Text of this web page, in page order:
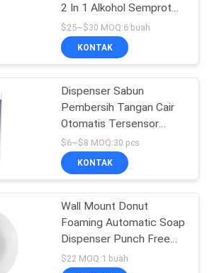
Plastik
Penutup
2 In 1 Alkohol Semprot
Gel 1000ML
$25~$30 MOQ:6 buah
KONTAK
Dispenser Sabun
Pembersih Tangan Cair
Otomatis Tersensor
Otomatis Tanpa Sentuh
700ML
$6~$8 MOQ:30 pcs
KONTAK
Wall Mount Donut
Foaming Automatic Soap
Dispenser Punch Free
Rechargeable Touchless
$22 MOQ:1 buah